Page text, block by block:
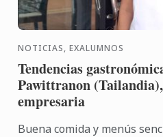
NOTICIAS, EXALUMNOS
Tendencias
Pawittranon
empresaria
Buena comida y menús